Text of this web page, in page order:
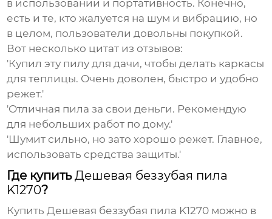
в использовании и портативность. Конечно,
есть и те, кто жалуется на шум и вибрацию, но
в целом, пользователи довольны покупкой.
Вот несколько цитат из отзывов:
'Купил эту пилу для дачи, чтобы делать каркасы
для теплицы. Очень доволен, быстро и удобно
режет.'
'Отличная пила за свои деньги. Рекомендую
для небольших работ по дому.'
'Шумит сильно, но зато хорошо режет. Главное,
использовать средства защиты.'
Где купитьДешевая беззубая пила
K1270?
КупитьДешевая беззубая пила K1270 можно в